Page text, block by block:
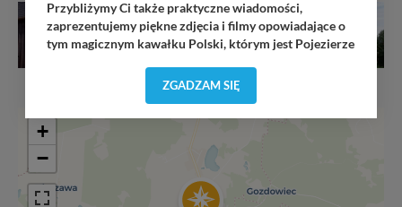
+
−
Przybliżymy Ci także praktyczne wiadomości,
zaprezentujemy piękne zdjęcia i filmy opowiadające o
tym magicznym kawałku Polski, którym jest Pojezierze
Pojezierze Gnieźnieńskie odkrywać dla Ciebie na
składający się z pasjonatów, miłośników, czy wręcz
osób zakochanych w naszej
dnia wędruje po Pojezierzu Gnieźnieńskim, by rozwijać
portal, poprzez jego rozbudowę oraz dostarczanie
nowych treści i zdjęć.
ZGADZAM SIĘ